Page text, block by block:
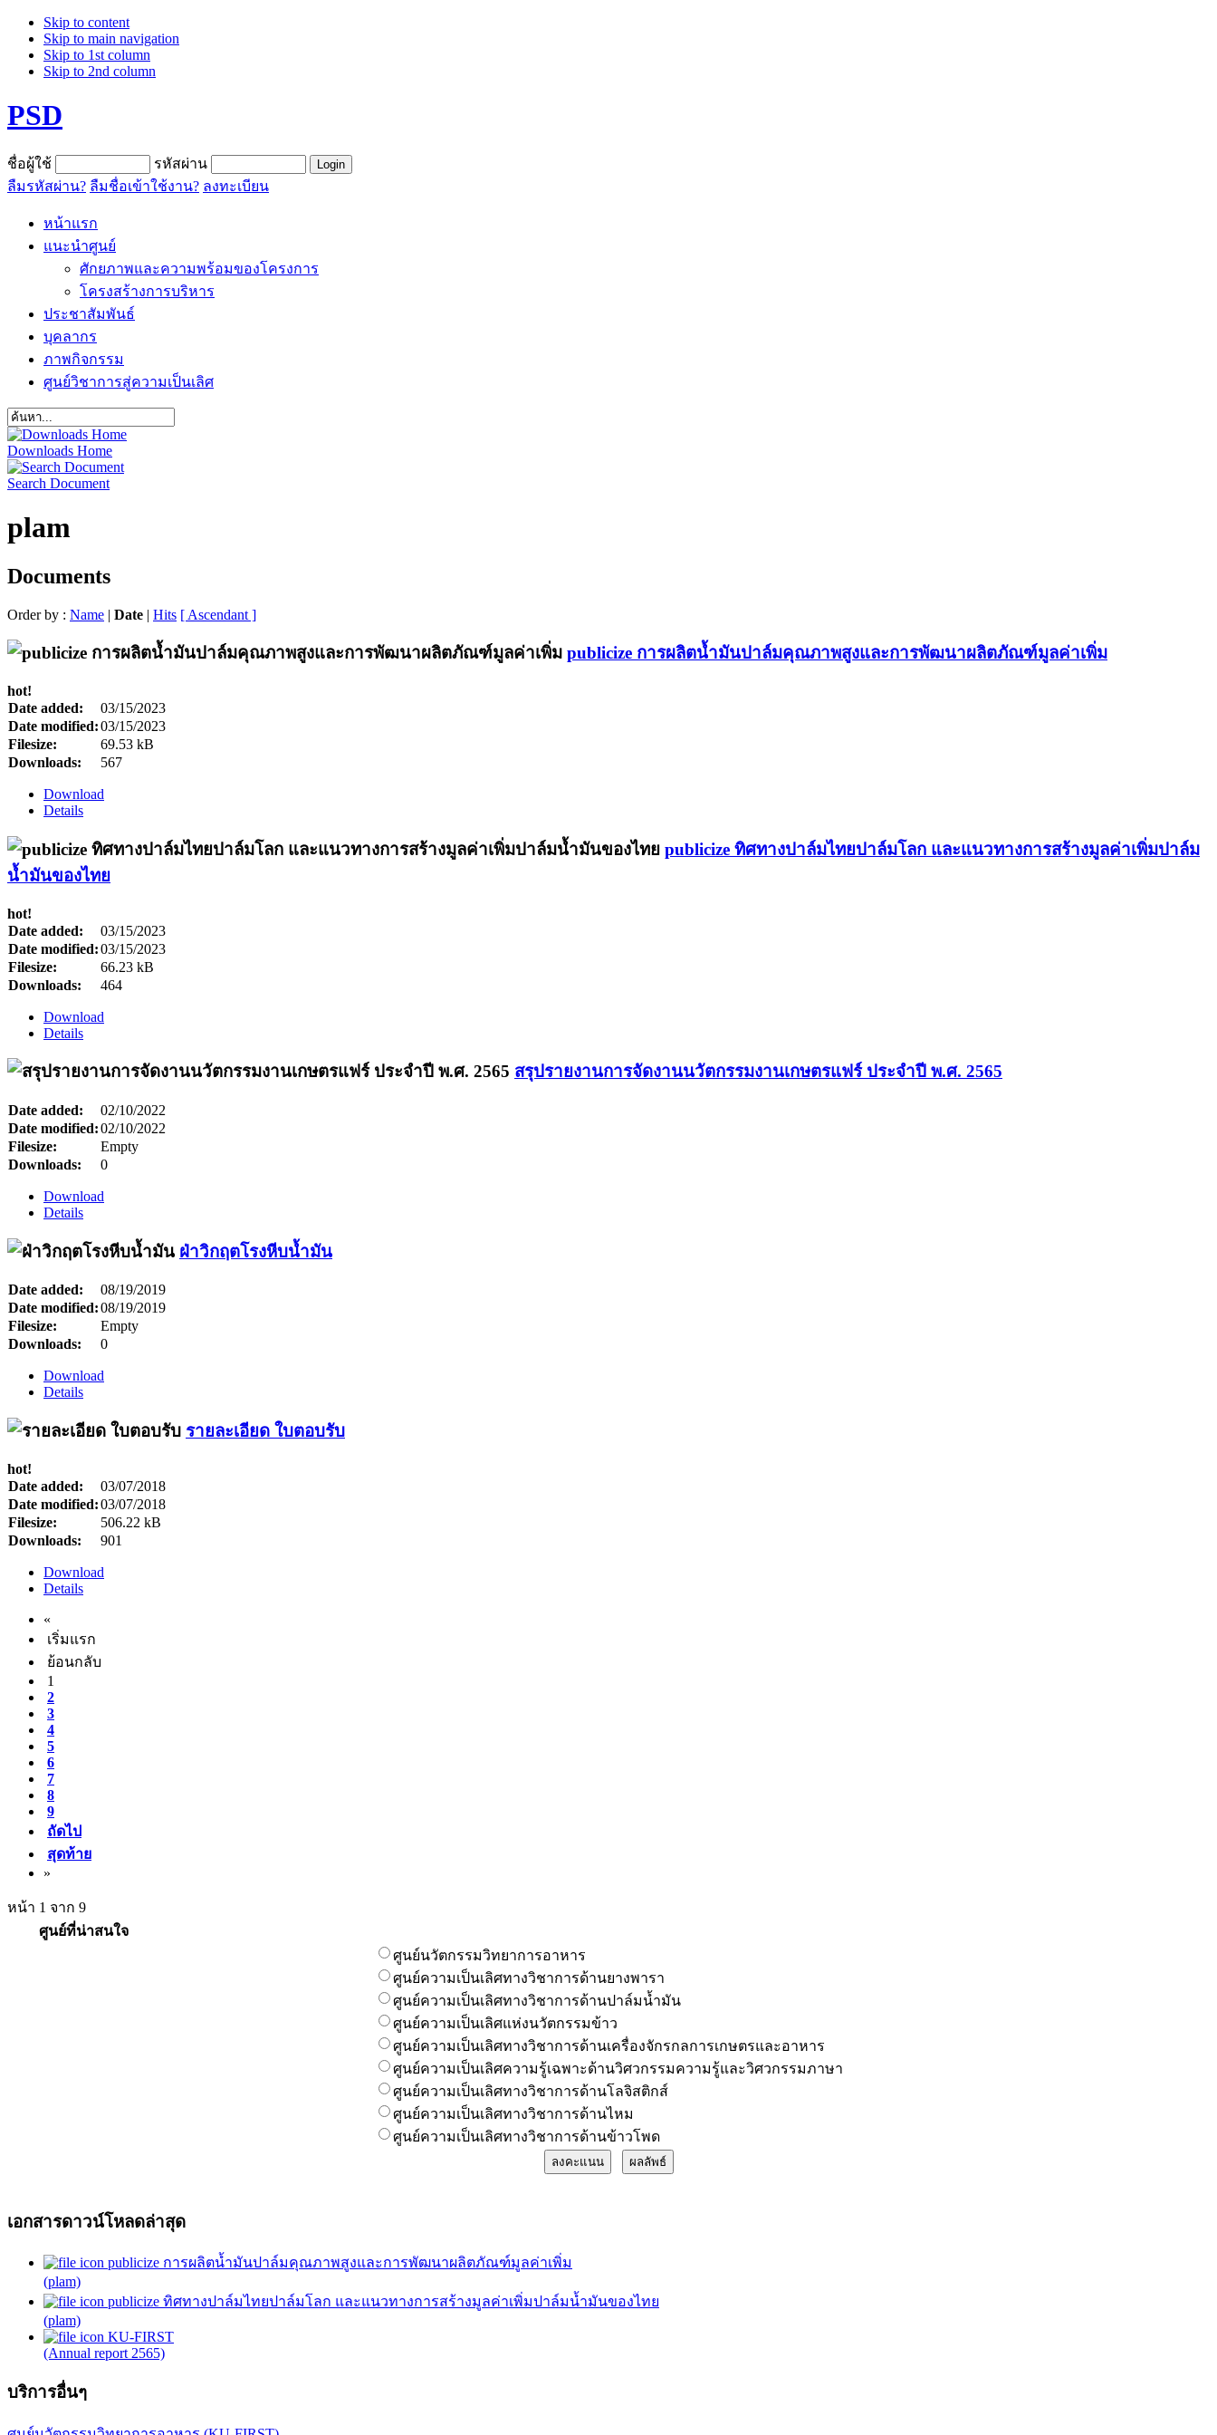
Skip to content
Skip to main navigation
Skip to 1st column
Skip to 2nd column
PSD
ชื่อผู้ใช้
รหัสผ่าน
ลืมรหัสผ่าน? ลืมชื่อเข้าใช้งาน? ลงทะเบียน
หน้าแรก
แนะนำศูนย์
ศักยภาพและความพร้อมของโครงการ
โครงสร้างการบริหาร
ประชาสัมพันธ์
บุคลากร
ภาพกิจกรรม
ศูนย์วิชาการสู่ความเป็นเลิศ
Downloads Home
Search Document
plam
Documents
Order by : Name | Date | Hits [ Ascendant ]
publicize การผลิตน้ำมันปาล์มคุณภาพสูงและการพัฒนาผลิตภัณฑ์มูลค่าเพิ่ม
hot!
Date added:
03/15/2023
Date modified:03/15/2023
Filesize:
69.53 kB
Downloads:
567
Download
Details
publicize ทิศทางปาล์มไทยปาล์มโลก และแนวทางการสร้างมูลค่าเพิ่มปาล์ม
น้ำมันของไทย
hot!
Date added:
03/15/2023
Date modified:03/15/2023
Filesize:
66.23 kB
Downloads:
464
Download
Details
สรุปรายงานการจัดงานนวัตกรรมงานเกษตรแฟร์ ประจำปี พ.ศ. 2565
Date added:
02/10/2022
Date modified:02/10/2022
Filesize:
Empty
Downloads:
0
Download
Details
ฝ่าวิกฤตโรงหีบน้ำมัน
Date added:
08/19/2019
Date modified:08/19/2019
Filesize:
Empty
Downloads:
0
Download
Details
รายละเอียด ใบตอบรับ
hot!
Date added:
03/07/2018
Date modified:03/07/2018
Filesize:
506.22 kB
Downloads:
901
Download
Details
«
เริ่มแรก
ย้อนกลับ
1
2
3
4
5
6
7
8
9
ถัดไป
สุดท้าย
»
หน้า 1 จาก 9
ศูนย์ที่น่าสนใจ
ศูนย์นวัตกรรมวิทยาการอาหาร
ศูนย์ความเป็นเลิศทางวิชาการด้านยางพารา
ศูนย์ความเป็นเลิศทางวิชาการด้านปาล์มน้ำมัน
ศูนย์ความเป็นเลิศแห่งนวัตกรรมข้าว
ศูนย์ความเป็นเลิศทางวิชาการด้านเครื่องจักรกลการเกษตรและอาหาร
ศูนย์ความเป็นเลิศความรู้เฉพาะด้านวิศวกรรมความรู้และวิศวกรรมภาษา
ศูนย์ความเป็นเลิศทางวิชาการด้านโลจิสติกส์
ศูนย์ความเป็นเลิศทางวิชาการด้านไหม
ศูนย์ความเป็นเลิศทางวิชาการด้านข้าวโพด
เอกสารดาวน์โหลดล่าสุด
publicize การผลิตน้ำมันปาล์มคุณภาพสูงและการพัฒนาผลิตภัณฑ์มูลค่าเพิ่ม
(plam)
publicize ทิศทางปาล์มไทยปาล์มโลก และแนวทางการสร้างมูลค่าเพิ่มปาล์มน้ำมันของไทย
(plam)
KU-FIRST
(Annual report 2565)
บริการอื่นๆ